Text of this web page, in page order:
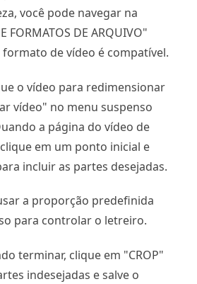
você pode navegar na
FORMATOS DE ARQUIVO"
formato de vídeo é compatível.
o vídeo para redimensionar
vídeo" no menu suspenso
a página do vídeo de
em um ponto inicial e
incluir as partes desejadas.
a proporção predefinida
para controlar o letreiro.
terminar, clique em "CROP"
indesejadas e salve o